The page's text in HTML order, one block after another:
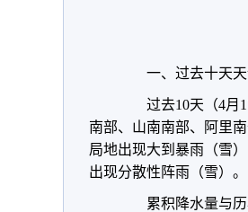
一、过去十天天
过去10天（4月17
南部、山南南部、阿里
局地出现大到暴雨（雪
出现分散性阵雨（雪）。
累积降水量与历